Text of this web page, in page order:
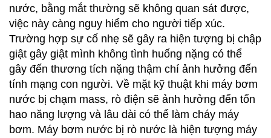
nước, bằng mắt thường sẽ không quan sát được,
việc này càng nguy hiểm cho người tiếp xúc.
Trường hợp sự cố nhẹ sẽ gây ra hiện tượng bị chập
giật gây giật mình không tình huống nặng có thể
gây đến thương tích nặng thậm chí ảnh hưởng đến
tính mạng con người. Về mặt kỹ thuật khi máy bơm
nước bị chạm mass, rò điện sẽ ảnh hưởng đến tổn
hao năng lượng và lâu dài có thể làm cháy máy
bơm. Máy bơm nước bị rò nước là hiện tượng máy